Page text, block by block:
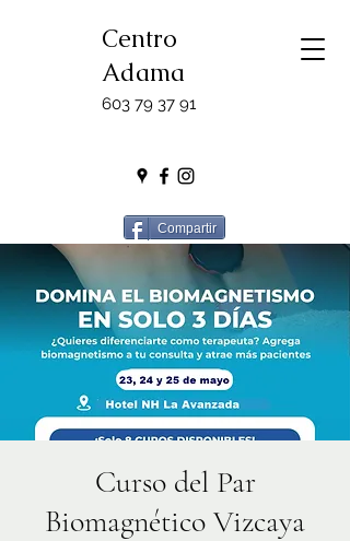
Centro
Adama
603 79 37 91
Compartir
Curso del Par
Biomagnético Vizcaya